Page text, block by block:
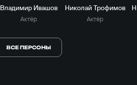
Владимир Ивашов
Актёр
Николай Трофимов
Актёр
ВСЕ ПЕРСОНЫ